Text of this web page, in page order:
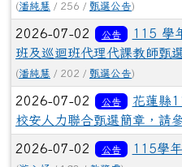
(潘純慧 / 256 / 甄選公告)
2026-07-02 公告
115 學
班及巡迴班代理代課教師甄
(潘純慧 / 202 / 甄選公告)
2026-07-02 公告
花蓮縣
校安人力聯合甄選簡章，請
2026-07-02 公告 115學